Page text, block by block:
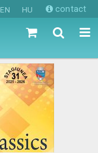
EN HU contact